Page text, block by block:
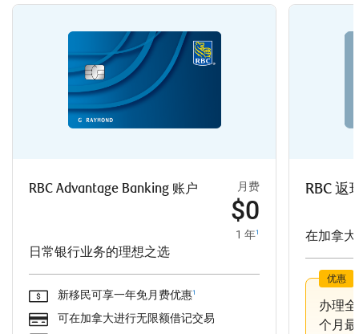
RBC Advantage Banking 账户 月费
$0
1 年1
日常银行业务的理想之选
新移民可享一年免月费优惠1
可在加拿大进行无限额借记交易
RBC 返
在加拿
优惠
办理
个月